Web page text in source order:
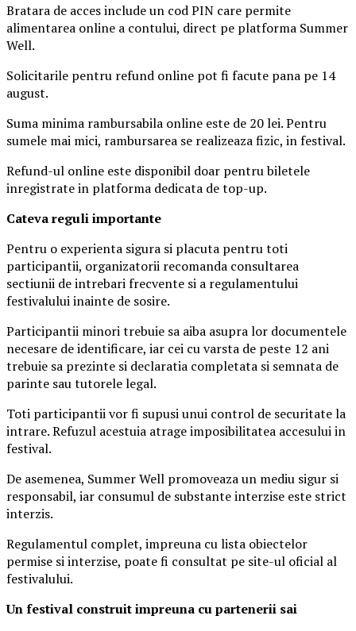
Bratara de acces include un cod PIN care permite
alimentarea online a contului, direct pe platforma Summer
Well.
Solicitarile pentru refund online pot fi facute pana pe 14
august.
Suma minima rambursabila online este de 20 lei. Pentru
sumele mai mici, rambursarea se realizeaza fizic, in festival.
Refund-ul online este disponibil doar pentru biletele
inregistrate in platforma dedicata de top-up.
Cateva reguli importante
Pentru o experienta sigura si placuta pentru toti
participantii, organizatorii recomanda consultarea
sectiunii de intrebari frecvente si a regulamentului
festivalului inainte de sosire.
Participantii minori trebuie sa aiba asupra lor documentele
necesare de identificare, iar cei cu varsta de peste 12 ani
trebuie sa prezinte si declaratia completata si semnata de
parinte sau tutorele legal.
Toti participantii vor fi supusi unui control de securitate la
intrare. Refuzul acestuia atrage imposibilitatea accesului in
festival.
De asemenea, Summer Well promoveaza un mediu sigur si
responsabil, iar consumul de substante interzise este strict
interzis.
Regulamentul complet, impreuna cu lista obiectelor
permise si interzise, poate fi consultat pe site-ul oficial al
festivalului.
Un festival construitimpreuna cu partenerii sai